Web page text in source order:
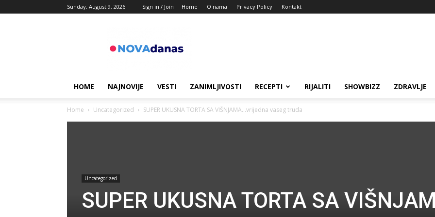
Sunday, August 9, 2026 Sign in / Join Home O nama Privacy Policy Kontakt
HOME NAJNOVIJE VESTI ZANIMLJIVOSTI RECEPTI RIJALITI SHOWBIZZ ZDRAVLJE
Home Uncategorized SUPER UKUSNA TORTA SA VIŠNJAMA…vrijedna vaseg truda
Uncategorized
SUPER UKUSNA TORTA SA